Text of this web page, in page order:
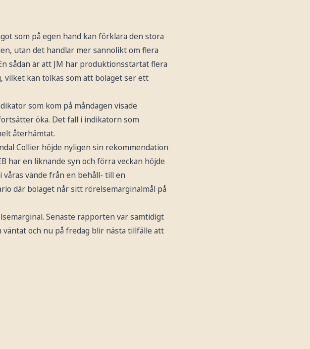
som på egen hand kan förklara den stora
utan det handlar mer sannolikt om flera
sådan är att JM har produktionsstartat flera
vilket kan tolkas som att bolaget ser ett
som kom på måndagen visade
öka. Det fall i indikatorn som
återhämtat.
Collier höjde nyligen sin rekommendation
har en liknande syn och förra veckan höjde
vände från en behåll- till en
där bolaget når sitt rörelsemarginalmål på
Senaste rapporten var samtidigt
och nu på fredag blir nästa tillfälle att